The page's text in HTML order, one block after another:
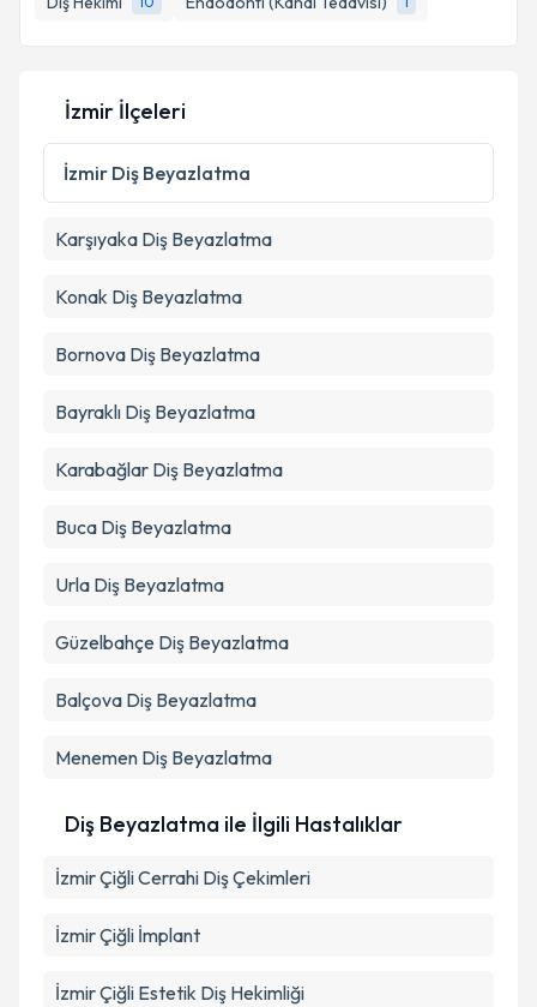
E-posta Adresiniz
Kişisel verilerimin işlenmesine ilişkin
Metni'ni okudum ve kişisel verilerimin belirtilen
Takvim Talebini Gönder
İzmir İlçeleri
İzmir Diş Beyazlatma
Karşıyaka Diş Beyazlatma
Konak Diş Beyazlatma
Bornova Diş Beyazlatma
Bayraklı Diş Beyazlatma
Karabağlar Diş Beyazlatma
Buca Diş Beyazlatma
Urla Diş Beyazlatma
Güzelbahçe Diş Beyazlatma
Balçova Diş Beyazlatma
Menemen Diş Beyazlatma
Diş Beyazlatma ile İlgili Hastalıklar
İzmir Çiğli Cerrahi Diş Çekimleri
İzmir Çiğli İmplant
İzmir Çiğli Estetik Diş Hekimliği